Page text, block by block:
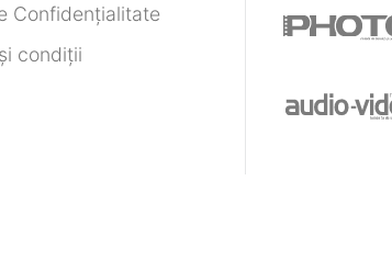
Confidențialitate
condiții